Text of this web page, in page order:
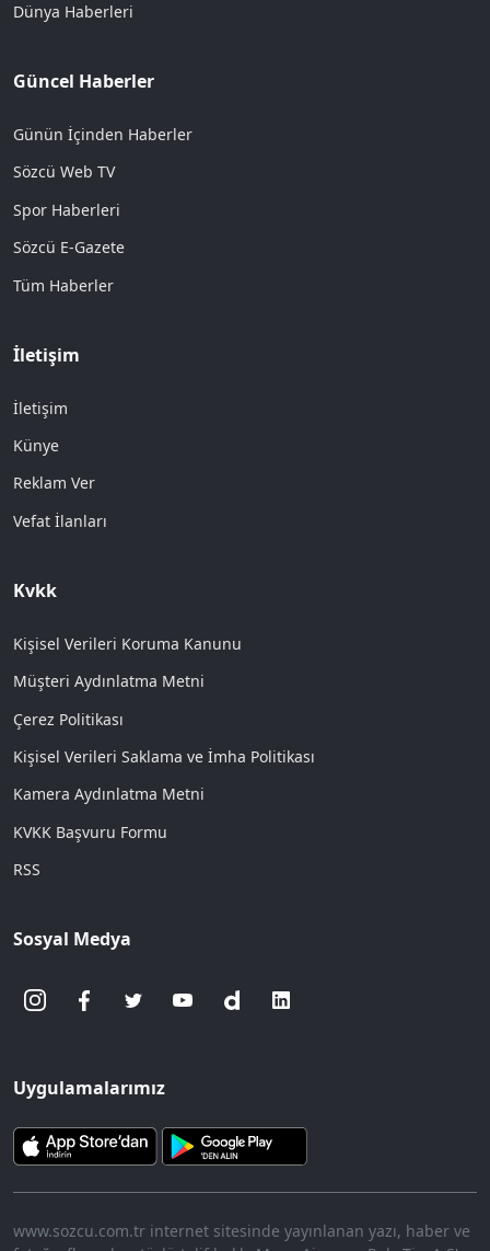
Dünya Haberleri
Güncel Haberler
Günün İçinden Haberler
Sözcü Web TV
Spor Haberleri
Sözcü E-Gazete
Tüm Haberler
İletişim
İletişim
Künye
Reklam Ver
Vefat İlanları
Kvkk
Kişisel Verileri Koruma Kanunu
Müşteri Aydınlatma Metni
Çerez Politikası
Kişisel Verileri Saklama ve İmha Politikası
Kamera Aydınlatma Metni
KVKK Başvuru Formu
RSS
Sosyal Medya
Uygulamalarımız
www.sozcu.com.tr internet sitesinde yayınlanan yazı, haber ve